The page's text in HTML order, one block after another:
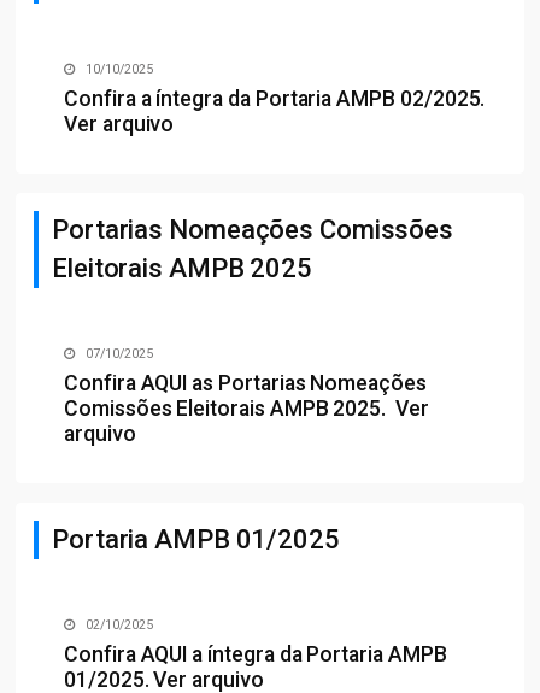
10/10/2025
Confira a íntegra da Portaria AMPB 02/2025.
Ver arquivo
Portarias Nomeações Comissões
Eleitorais AMPB 2025
07/10/2025
Confira AQUI as Portarias Nomeações
Comissões Eleitorais AMPB 2025.Ver
arquivo
Portaria AMPB 01/2025
02/10/2025
Confira AQUI a íntegra da Portaria AMPB
01/2025.Ver arquivo